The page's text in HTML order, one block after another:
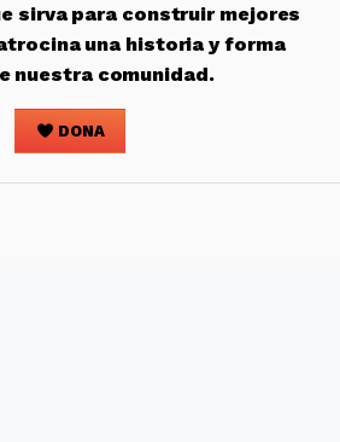
sirva para construir mejores
una historia y forma
nuestra comunidad.
DONA